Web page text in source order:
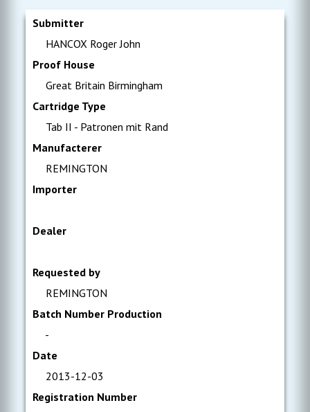
Submitter
HANCOX Roger John
Proof House
Great Britain Birmingham
Cartridge Type
Tab II - Patronen mit Rand
Manufacterer
REMINGTON
Importer
Dealer
Requested by
REMINGTON
Batch Number Production
-
Date
2013-12-03
Registration Number